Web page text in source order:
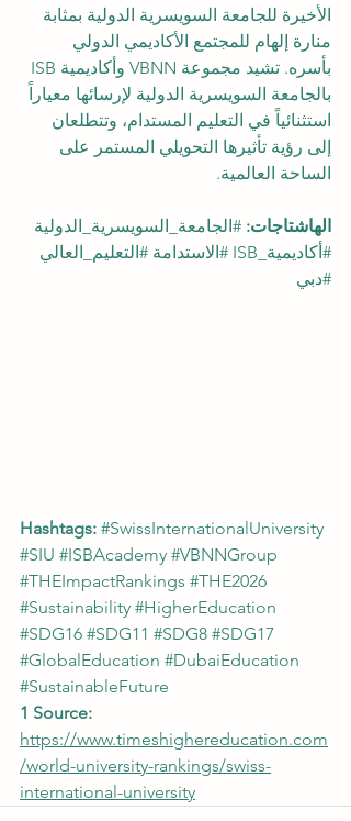
الأخيرة للجامعة السويسرية الدولية بمثابة
منارة إلهام للمجتمع الأكاديمي الدولي
بالجامعة السويسرية الدولية لإرسائها معياراً
استثنائياً في التعليم المستدام، وتتطلعان
إلى رؤية تأثيرها التحويلي المستمر على
الساحة العالمية.
الهاشتاجات: #الجامعة_السويسرية_الدولية
#أكاديمية_ISB
#الاستدامة #التعليم_العالي
#دبي
Hashtags: #SwissInternationalUniversity
#SIU #ISBAcademy #VBNNGroup
#THEImpactRankings #THE2026
#Sustainability #HigherEducation
#SDG16 #SDG11 #SDG8 #SDG17
#GlobalEducation #DubaiEducation
#SustainableFuture
1 Source:
https://www.timeshighereducation.com
/world-university-rankings/swiss-
international-university